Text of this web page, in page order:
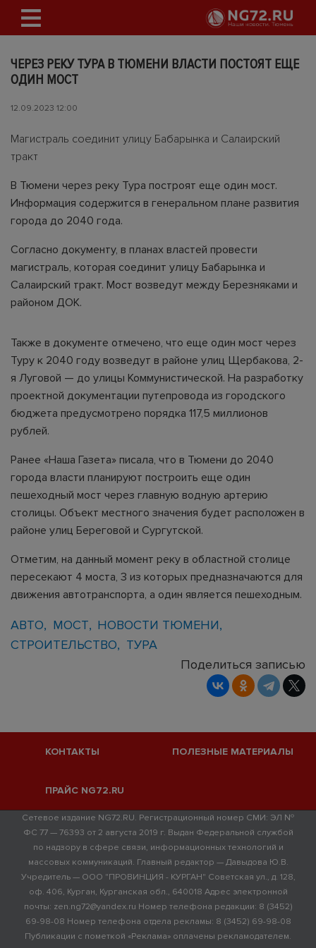
ЧЕРЕЗ РЕКУ ТУРА В ТЮМЕНИ ВЛАСТИ ПОСТОЯТ ЕЩЕ
ОДИН МОСТ
12.09.2023 12:00
Магистраль соединит улицу Бабарынка и Салаирский
тракт
В Тюмени через реку Тура построят еще один мост.
Информация содержится в генеральном плане развития
города до 2040 года.
Согласно документу, в планах властей провести
магистраль, которая соединит улицу Бабарынка и
Салаирский тракт. Мост возведут между Березняками и
районом ДОК.
Также в документе отмечено, что еще один мост через
Туру к 2040 году возведут в районе улиц Щербакова, 2-
я Луговой — до улицы Коммунистической. На разработку
проектной документации путепровода из городского
бюджета предусмотрено порядка 117,5 миллионов
рублей.
Ранее «Наша Газета» писала, что в Тюмени до 2040
города власти планируют построить еще один
пешеходный мост через главную водную артерию
столицы. Объект местного значения будет расположен в
районе улиц Береговой и Сургутской.
Отметим, на данный момент реку в областной столице
пересекают 4 моста, 3 из которых предназначаются для
движения автотранспорта, а один является пешеходным.
АВТО МОСТ
НОВОСТИ ТЮМЕНИ
СТРОИТЕЛЬСТВО
ТУРА
Поделиться записью
КОНТАКТЫ ПОЛЕЗНЫЕ МАТЕРИАЛЫ
ПРАЙС NG72.RU
Сетевое издание NG72.RU. Регистрационный номер СМИ: ЭЛ №
ФС 77 — 76393 от 2 августа 2019 г. Выдан Федеральной службой
по надзору в сфере связи, информационных технологий и
массовых коммуникаций. Главный редактор — Давыдова Ю.В.
Учредитель — ООО "ПРОВИНЦИЯ - КУРГАН" Советская ул., д. 128,
оф. 406, Курган, Курганская обл., 640018 Адрес электронной
почты: zen.ng72@yandex.ru Номер телефона редакции: 8 (3452)
69-98-08 Номер телефона отдела рекламы: 8 (3452) 69-98-08
Публикации с пометкой «Реклама» оплачены рекламодателем.